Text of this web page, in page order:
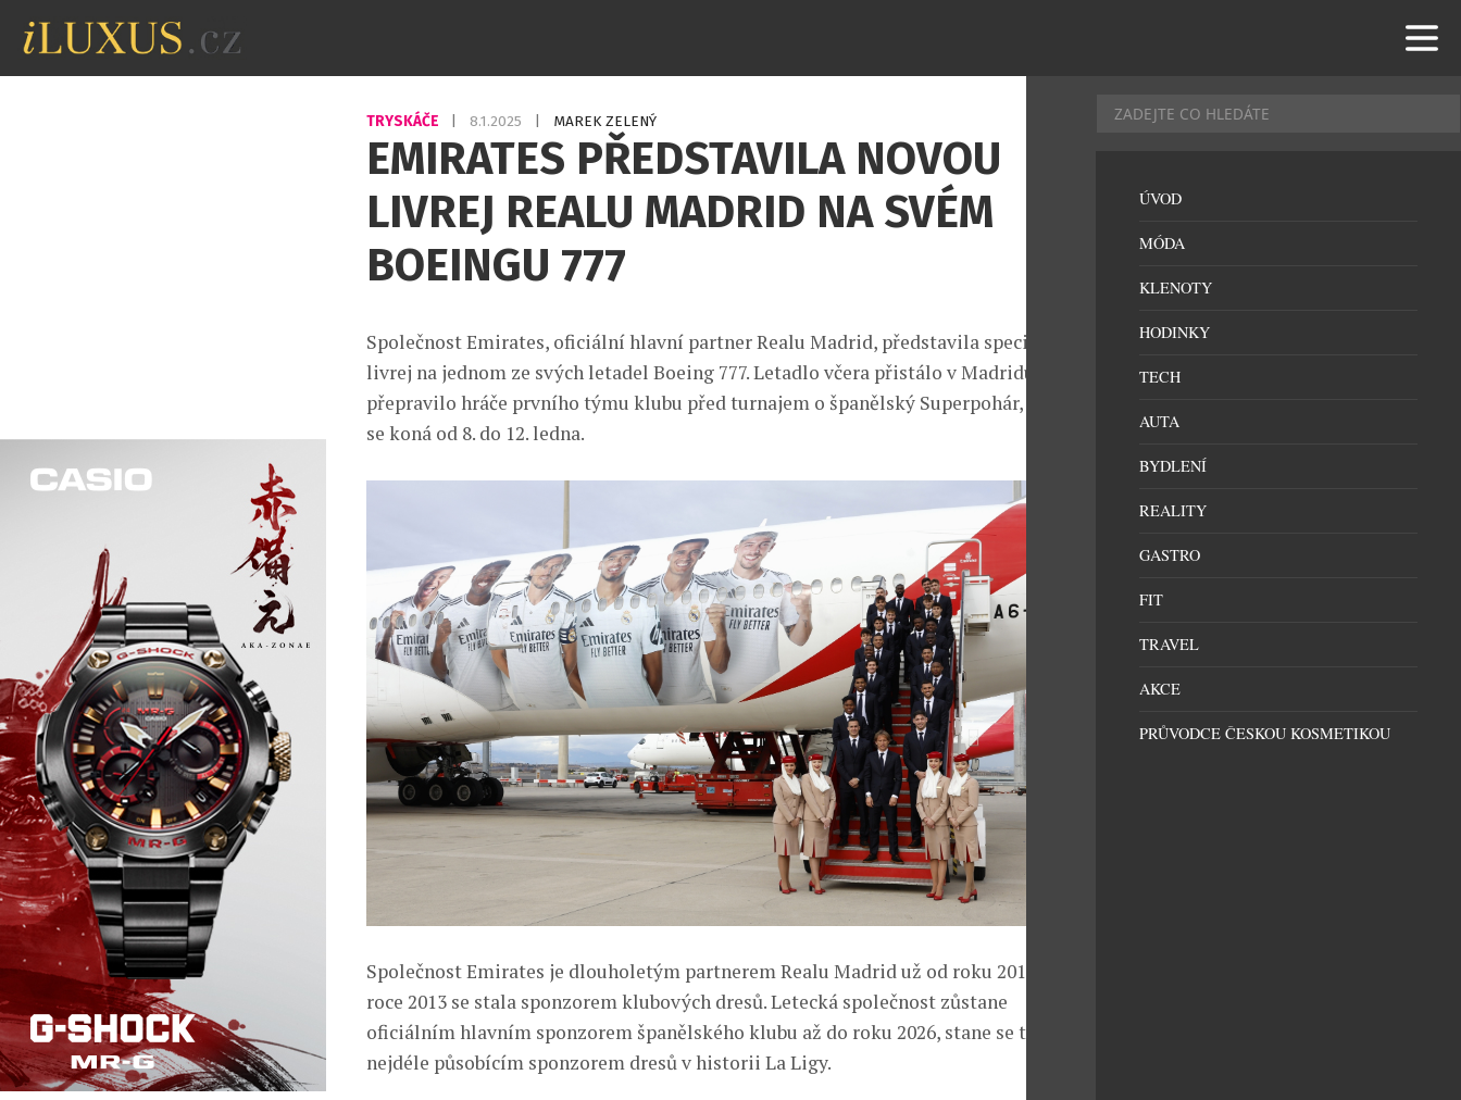
TRYSKÁČE 8.1.2025 MAREK ZELENÝ
EMIRATES PŘEDSTAVILA NOVOU
LIVREJ REALU MADRID NA SVÉM
BOEINGU 777
Společnost Emirates, oficiální hlavní partner Realu Madrid, představila speciální
livrej na jednom ze svých letadel Boeing 777. Letadlo včera přistálo v Madridu a
přepravilo hráče prvního týmu klubu před turnajem o španělský Superpohár, který
se koná od 8. do 12. ledna.
Společnost Emirates je dlouholetým partnerem Realu Madrid už od roku 2011, v
roce 2013 se stala sponzorem klubových dresů. Letecká společnost zůstane
oficiálním hlavním sponzorem španělského klubu až do roku 2026, stane se tak
nejdéle působícím sponzorem dresů v historii La Ligy.
ÚVOD
MÓDA
KLENOTY
HODINKY
TECH
AUTA
BYDLENÍ
REALITY
GASTRO
FIT
TRAVEL
AKCE
PRŮVODCE ČESKOU KOSMETIKOU